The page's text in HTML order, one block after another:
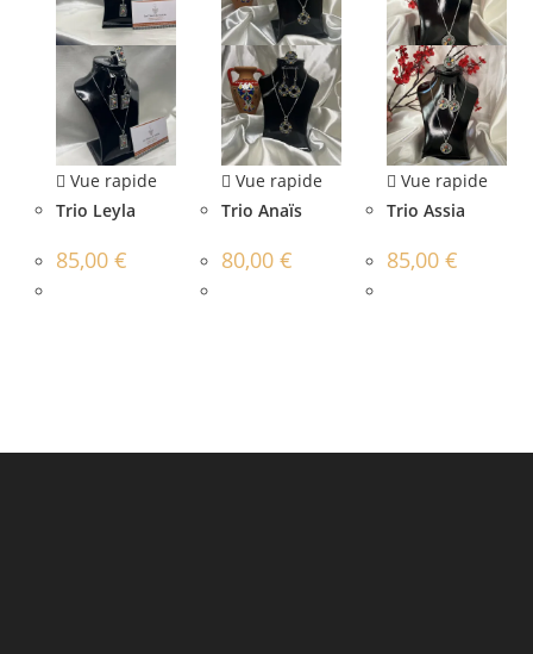
Vue rapide
Trio Leyla
85,00€
Vue rapide
Trio Anaïs
80,00 €
Vue rapide
Trio Assia
85,00 €